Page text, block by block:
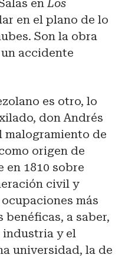
enLos
en el plano de lo
Son la obra
accidente
es otro, lo
don Andrés
malogramiento de
origen de
en 1810 sobre
civil y
más
benéficas, a saber,
industria y el
universidad, la de